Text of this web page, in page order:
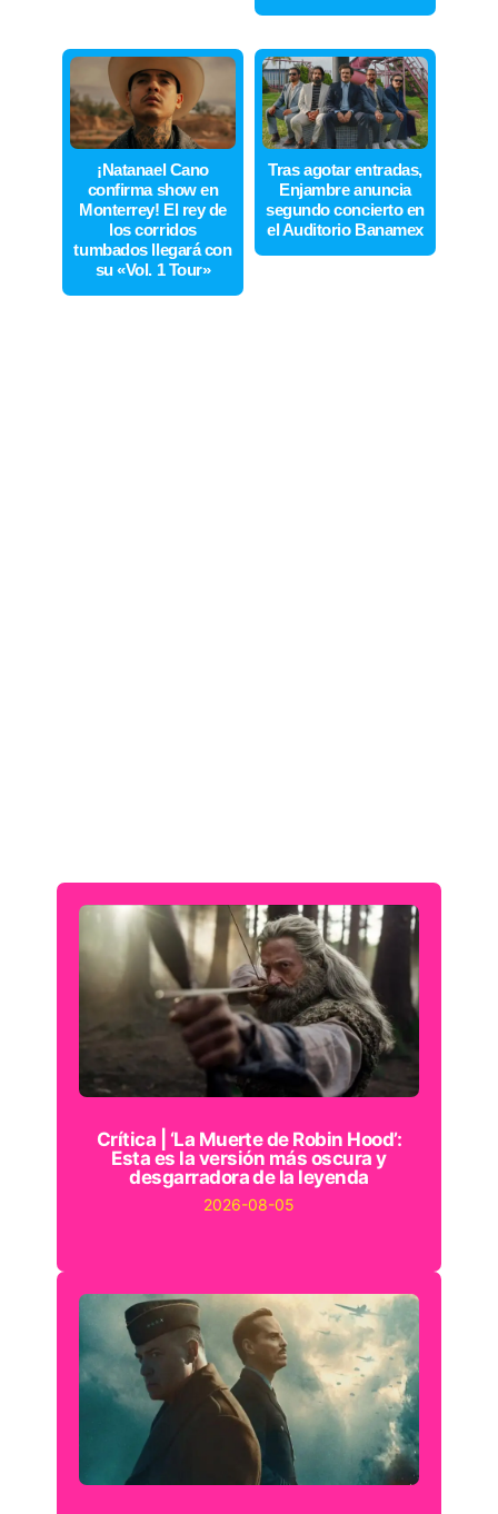
¡Natanael Cano
confirma show en
Monterrey! El rey de
los corridos
tumbados llegará con
su «Vol. 1 Tour»
Tras agotar entradas,
Enjambre anuncia
segundo concierto en
el Auditorio Banamex
Crítica | ‘La Muerte de Robin Hood’:
Esta es la versión más oscura y
desgarradora de la leyenda
2026-08-05